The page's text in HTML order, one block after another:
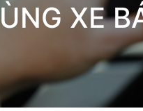
XE